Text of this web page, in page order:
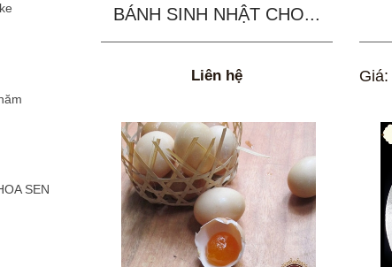
BÁNH SINH NHẬT CHO...
Liên hệ Giá:
SEN